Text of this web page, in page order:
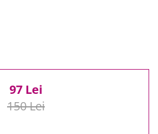
97 Lei
150 Lei